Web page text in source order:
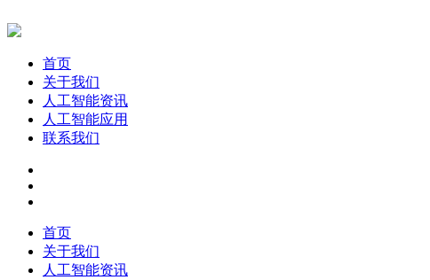
首页
关于我们
人工智能资讯
人工智能应用
联系我们
首页
关于我们
人工智能资讯